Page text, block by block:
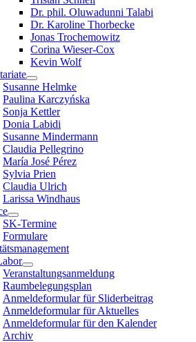
Dr. phil. Oluwadunni Talabi
Dr. Karoline Thorbecke
Jonas Trochemowitz
Corina Wieser-Cox
Kevin Wolf
Susanne Helmke
Paulina Karczyńska
Sonja Kettler
Donia Labidi
Susanne Mindermann
Claudia Pellegrino
María José Pérez
Sylvia Prien
Claudia Ulrich
Larissa Windhaus
SK-Termine
Formulare
Veranstaltungsanmeldung
Raumbelegungsplan
Anmeldeformular für Sliderbeitrag
Anmeldeformular für Aktuelles
Anmeldeformular für den Kalender
Archiv